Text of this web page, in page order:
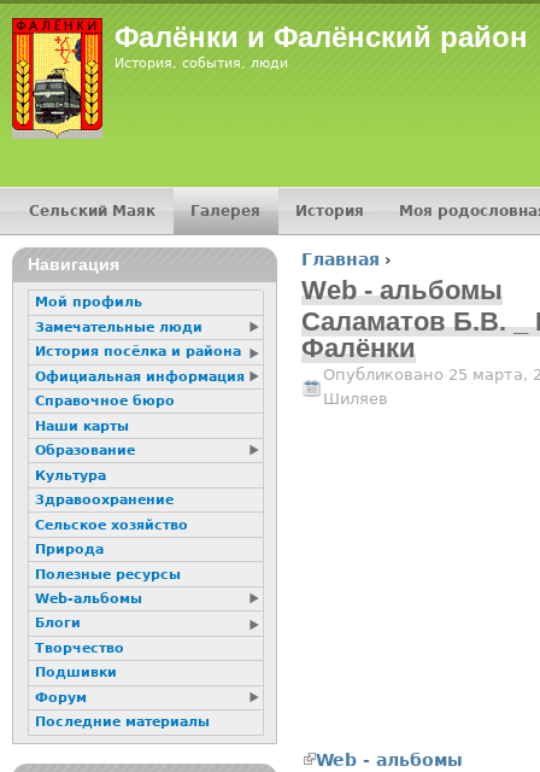
Фалёнки и Фалёнский район
История, события, люди
Вы здесь
Главная ›
Web - альбомы
Саламатов Б.В.
Фалёнки
Опубликовано 25 марта,
Шиляев
(внешняя ссылка)
Web - альбомы
Главное меню
Сельский Маяк Галерея История Моя
16+
Навигация
Мой профиль
Замечательные люди
История посёлка и района
Официальная информация
Справочное бюро
Наши карты
Образование
Культура
Здравоохранение
Сельское хозяйство
Природа
Полезные ресурсы
Web-альбомы
Блоги
Творчество
Подшивки
Форум
Последние материалы